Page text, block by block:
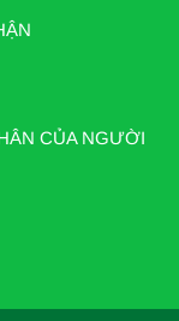
CỦA NGƯỜI